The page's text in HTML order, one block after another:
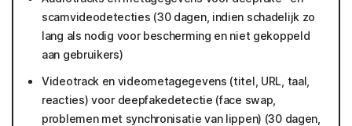
scamvideodetecties (30 dagen, indien schadelijk zo
lang als nodig voor bescherming en niet gekoppeld
aan gebruikers)
Videotrack en videometagegevens (titel, URL, taal,
reacties) voor deepfakedetectie (face swap,
problemen met synchronisatie van lippen) (30 dagen,